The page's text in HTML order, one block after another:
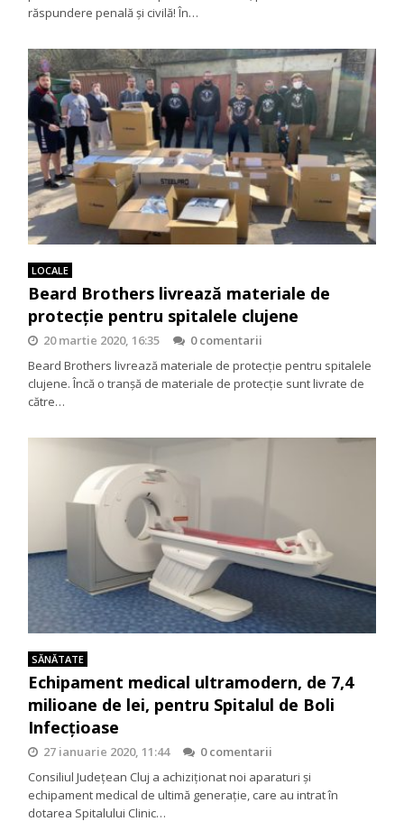
răspundere penală și civilă! În…
LOCALE
Beard Brothers livrează materiale de
protecție pentru spitalele clujene
20 martie 2020, 16:35
0 comentarii
Beard Brothers livrează materiale de protecție pentru spitalele
clujene. Încă o tranșă de materiale de protecție sunt livrate de
către…
SĂNĂTATE
Echipament medical ultramodern, de 7,4
milioane de lei, pentru Spitalul de Boli
Infecțioase
27 ianuarie 2020, 11:44
0 comentarii
Consiliul Județean Cluj a achiziționat noi aparaturi și
echipament medical de ultimă generație, care au intrat în
dotarea Spitalului Clinic…